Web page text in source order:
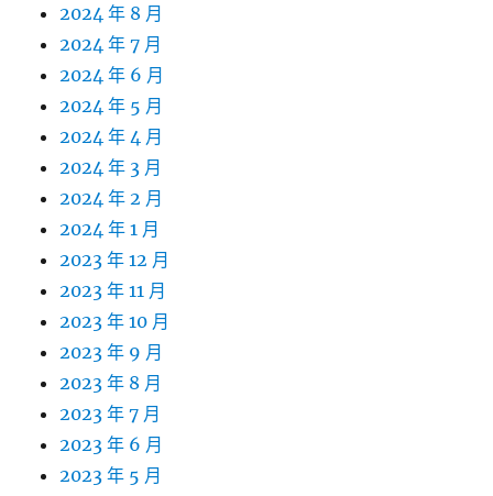
2024 年 8 月
2024 年 7 月
2024 年 6 月
2024 年 5 月
2024 年 4 月
2024 年 3 月
2024 年 2 月
2024 年 1 月
2023 年 12 月
2023 年 11 月
2023 年 10 月
2023 年 9 月
2023 年 8 月
2023 年 7 月
2023 年 6 月
2023 年 5 月